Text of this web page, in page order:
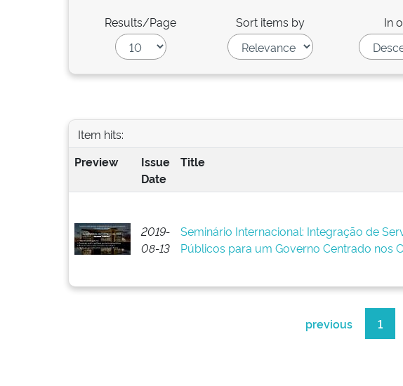
Results/Page Sort items by In
Item hits:
Preview
Issue
Date
Title
2019-
08-13
Seminário Internacional: Integração de
Públicos para um Governo Centrado nos
previous 1